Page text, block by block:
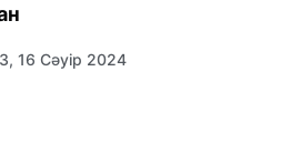
16 Сәуір 2024